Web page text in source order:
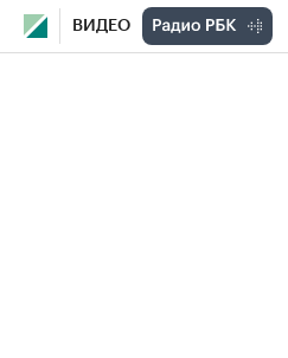
ВИДЕО